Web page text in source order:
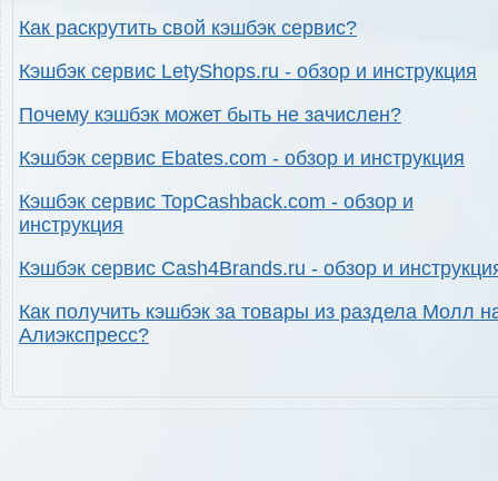
Как раскрутить свой кэшбэк сервис?
Кэшбэк сервис LetyShops.ru - обзор и инструкция
Почему кэшбэк может быть не зачислен?
Кэшбэк сервис Ebates.com - обзор и инструкция
Кэшбэк сервис TopCashback.com - обзор и
инструкция
Кэшбэк сервис Cash4Brands.ru - обзор и
Как получить кэшбэк за товары из раздела Молл
Алиэкспресс?